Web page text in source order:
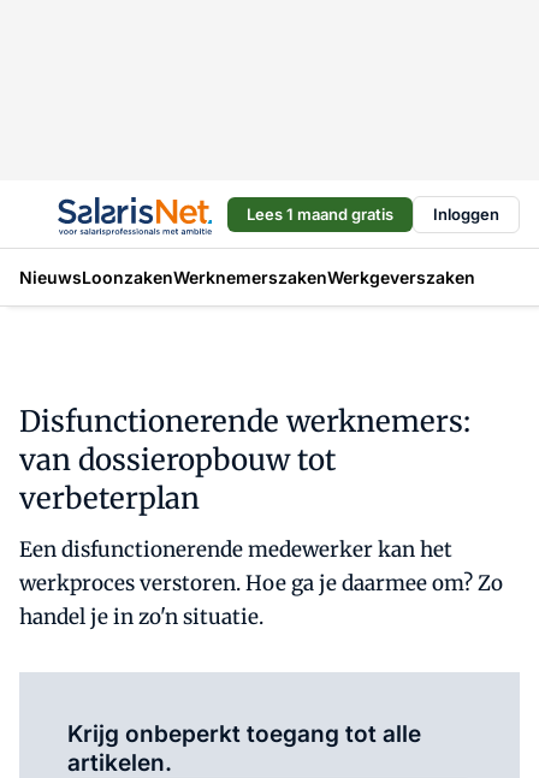
Lees 1 maand gratis Inloggen
NieuwsLoonzakenWerknemerszakenWerkgeverszaken
Disfunctionerende werknemers:
van dossieropbouw tot
verbeterplan
Een disfunctionerende medewerker kan het
werkproces verstoren. Hoe ga je daarmee om? Zo
handel je in zo'n situatie.
Krijg onbeperkt toegang tot alle
artikelen.